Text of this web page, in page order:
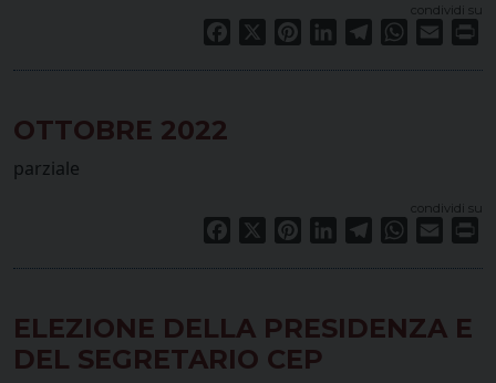
condividi su
Facebook PinterestLinkedInTelegramWhatsApp
Email
OTTOBRE 2022
parziale
condividi su
Facebook PinterestLinkedInTelegramWhatsApp
Email
ELEZIONE DELLA PRESIDENZA E
DEL SEGRETARIO CEP